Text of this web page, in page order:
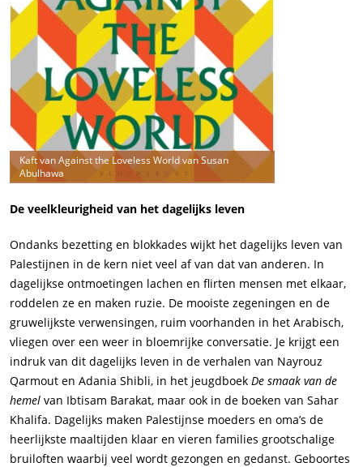
Kaft van Against the Loveless World van Susan
Abulhawa
De veelkleurigheid van het dagelijks leven
Ondanks bezetting en blokkades wijkt het dagelijks leven van
Palestijnen in de kern niet veel af van dat van anderen. In
dagelijkse ontmoetingen lachen en flirten mensen met elkaar,
roddelen ze en maken ruzie. De mooiste zegeningen en de
gruwelijkste verwensingen, ruim voorhanden in het Arabisch,
vliegen over een weer in bloemrijke conversatie. Je krijgt een
indruk van dit dagelijks leven in de verhalen van Nayrouz
Qarmout en Adania Shibli, in het jeugdboek De smaak van de
hemel van Ibtisam Barakat, maar ook in de boeken van Sahar
Khalifa. Dagelijks maken Palestijnse moeders en oma’s de
heerlijkste maaltijden klaar en vieren families grootschalige
bruiloften waarbij veel wordt gezongen en gedanst. Geboortes